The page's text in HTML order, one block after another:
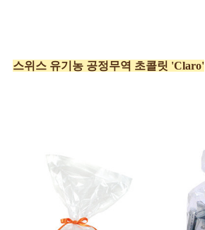
스위스 유기농 공정무역 초콜릿 'Claro'